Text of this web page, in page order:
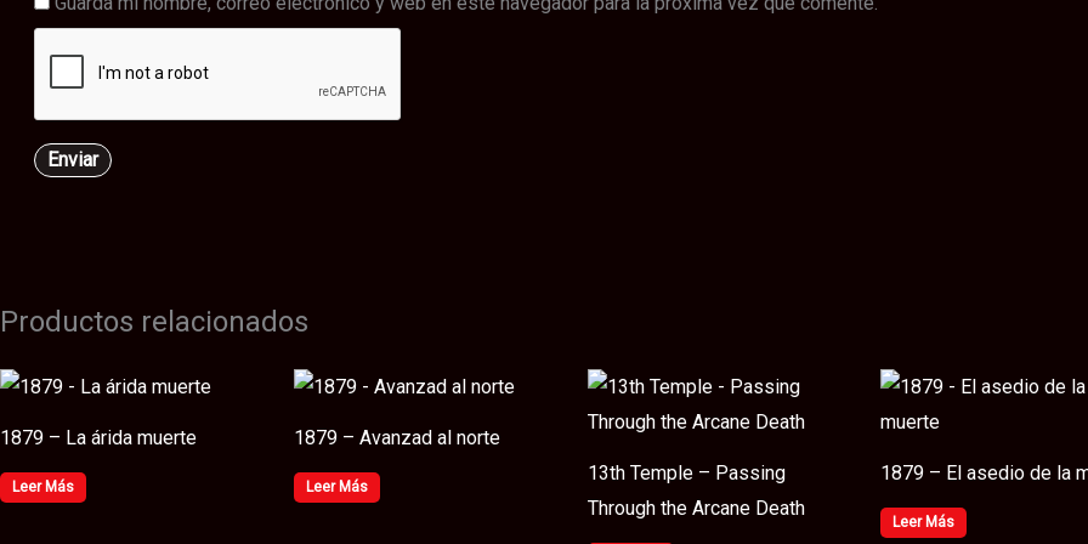
Productos relacionados
1879 – La árida muerte
Leer Más
1879 – Avanzad al norte
Leer Más
13th Temple – Passing
Through the Arcane Death
1879 – El asedio de la
Leer Más